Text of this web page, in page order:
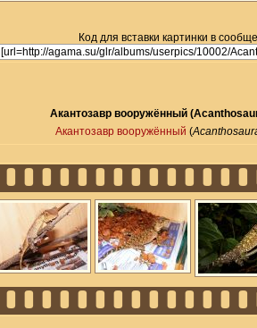
Код для вставки картинки в
Акантозавр вооружённый
Акантозавр вооружённый (